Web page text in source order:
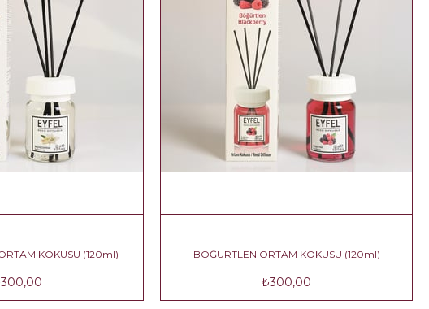
BEYAZ ZAMBAK ORTAM KOKUSU (120ml) BÖĞÜRTLEN ORTAM